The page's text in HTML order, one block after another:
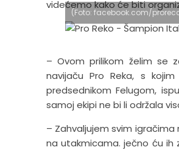
videćemo kako će biti
(Foto: facebook.com/
– Ovom prilikom želim se
navijaču Pro Reka, s
predsednikom Felugom,
samoj ekipi ne bi li održala
– Zahvaljujem svim
na utakmicama. ječno ću ih